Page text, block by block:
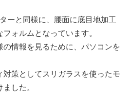
ーと同様に、腰面に底目地加工
ォルムとなっています。
情報を見るために、パソコンを
策としてスリガラスを使ったモ
した。